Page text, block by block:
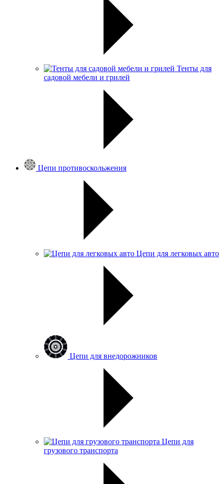
Тенты для
садовой мебели и грилей
Цепи противоскольжения
Цепи для легковых авто
Цепи для внедорожников
Цепи для
грузового транспорта